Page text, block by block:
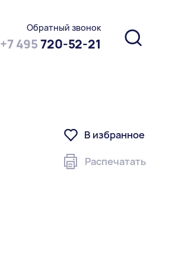
Обратный звонок
+7 495720-52-21
В избранное
Распечатать